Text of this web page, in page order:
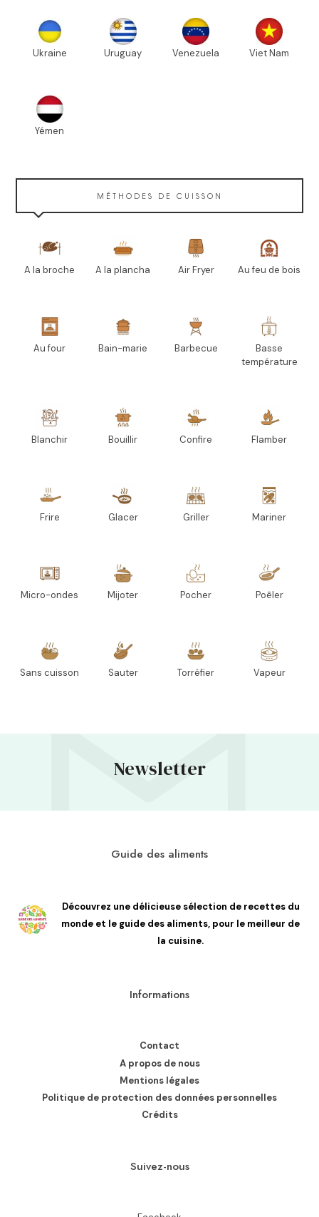
Ukraine Uruguay Venezuela Viet Nam
Yémen
MÉTHODES DE CUISSON
A la broche A la plancha Air Fryer Au feu de bois
Au four Bain-marie Barbecue
Basse
température
Blanchir Bouillir Confire Flamber
Frire Glacer Griller Mariner
Micro-ondes Mijoter Pocher Poêler
Sans cuisson Sauter Torréfier Vapeur
Newsletter
Guide des aliments
Découvrez une délicieuse sélection de recettes du
monde et le guide des aliments, pour le meilleur de
la cuisine.
Informations
Contact
A propos de nous
Mentions légales
Politique de protection des données personnelles
Crédits
Suivez-nous